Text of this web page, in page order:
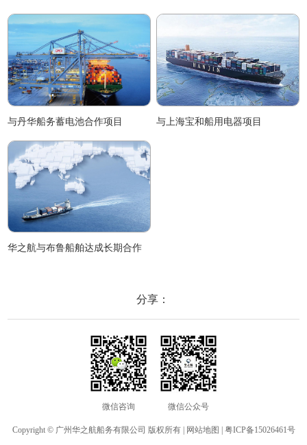
与丹华船务蓄电池合作项目 与上海宝和船用电器项目
华之航与布鲁船舶达成长期合作
分享：
微信咨询 微信公众号
Copyright © 广州华之航船务有限公司 版权所有 | 网站地图 粤ICP备15026461号